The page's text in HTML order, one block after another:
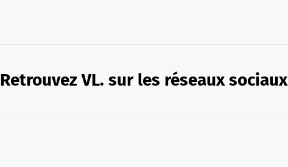
Retrouvez VL. sur les réseaux sociaux